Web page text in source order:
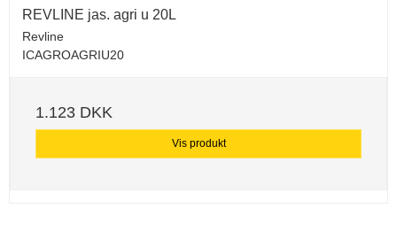
REVLINE jas. agri u 20L
Revline
ICAGROAGRIU20
1.123 DKK
Vis produkt